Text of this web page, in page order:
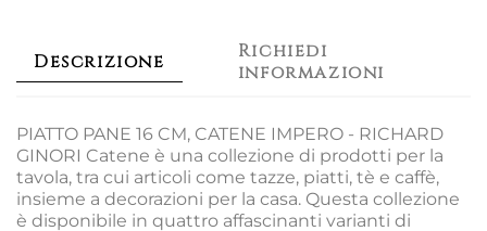
Descrizione
Richiedi
informazioni
PIATTO PANE 16 CM, CATENE IMPERO - RICHARD
GINORI Catene è una collezione di prodotti per la
tavola, tra cui articoli come tazze, piatti, tè e caffè,
insieme a decorazioni per la casa. Questa collezione
è disponibile in quattro affascinanti varianti di